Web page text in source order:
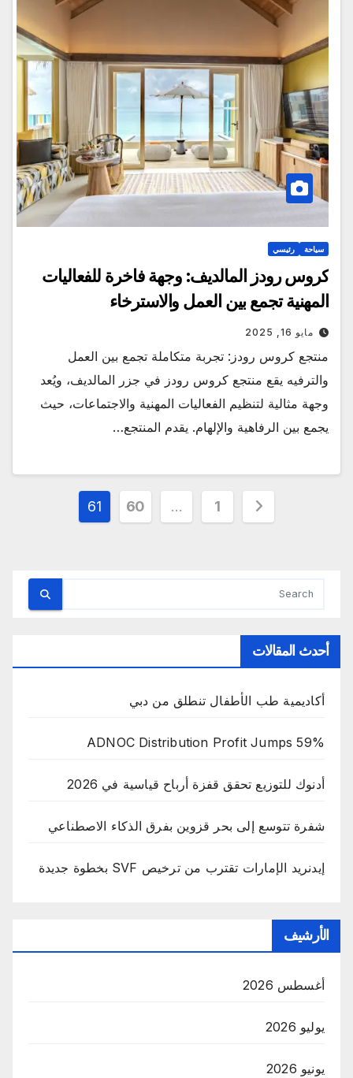
سياحة رئيسي
كروس رودز المالديف: وجهة فاخرة للفعاليات
المهنية تجمع بين العمل والاسترخاء
مايو 16, 2025
منتجع كروس رودز: تجربة متكاملة تجمع بين العمل
والترفيه يقع منتجع كروس رودز في جزر المالديف، ويُعد
وجهة مثالية لتنظيم الفعاليات المهنية والاجتماعات، حيث
يجمع بين الرفاهية والإلهام. يقدم المنتجع…
تعدد
1
…
60
61
أحدث المقالات
أكاديمية طب الأطفال تنطلق من دبي
ADNOC Distribution Profit Jumps 59%
أدنوك للتوزيع تحقق قفزة أرباح قياسية في 2026
شفرة تتوسع إلى بحر قزوين بفرق الذكاء الاصطناعي
إيدنريد الإمارات تقترب من ترخيص SVF بخطوة جديدة
الأرشيف
أغسطس 2026
يوليو 2026
يونيو 2026